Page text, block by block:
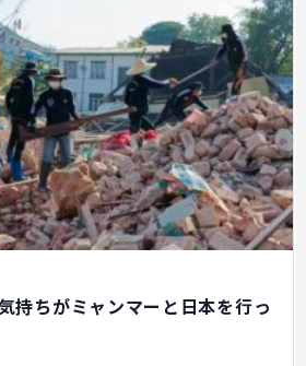
持ちがミャンマーと日本を行っ